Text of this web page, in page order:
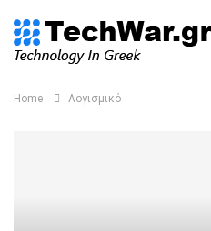
Home Λογισμικό